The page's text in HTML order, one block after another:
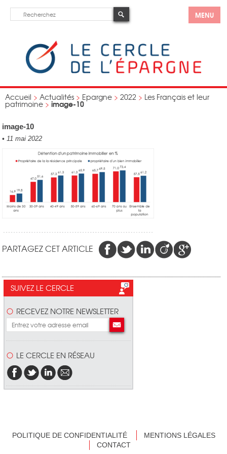
MENU
Accueil > Actualités > Epargne > 2022 > Les Français et leur
patrimoine > image-10
image-10
• 11 mai 2022
PARTAGEZ CET ARTICLE
SUIVEZ LE CERCLE
RECEVEZ NOTRE NEWSLETTER
LE CERCLE EN RÉSEAU
POLITIQUE DE CONFIDENTIALITÉ
MENTIONS LÉGALES
CONTACT